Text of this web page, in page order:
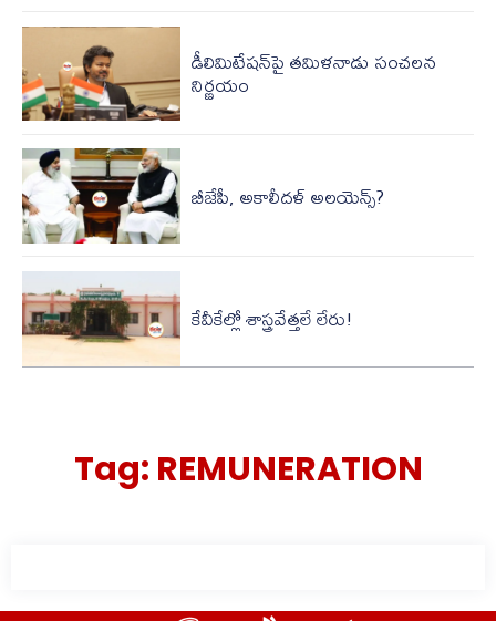
డీలిమిటేషన్‌పై తమిళనాడు సంచలన
నిర్ణయం
బీజేపీ, అకాలీదళ్ అలయెన్స్?
కేవీకేల్లో శాస్త్రవేత్తలే లేరు!
Tag: REMUNERATION